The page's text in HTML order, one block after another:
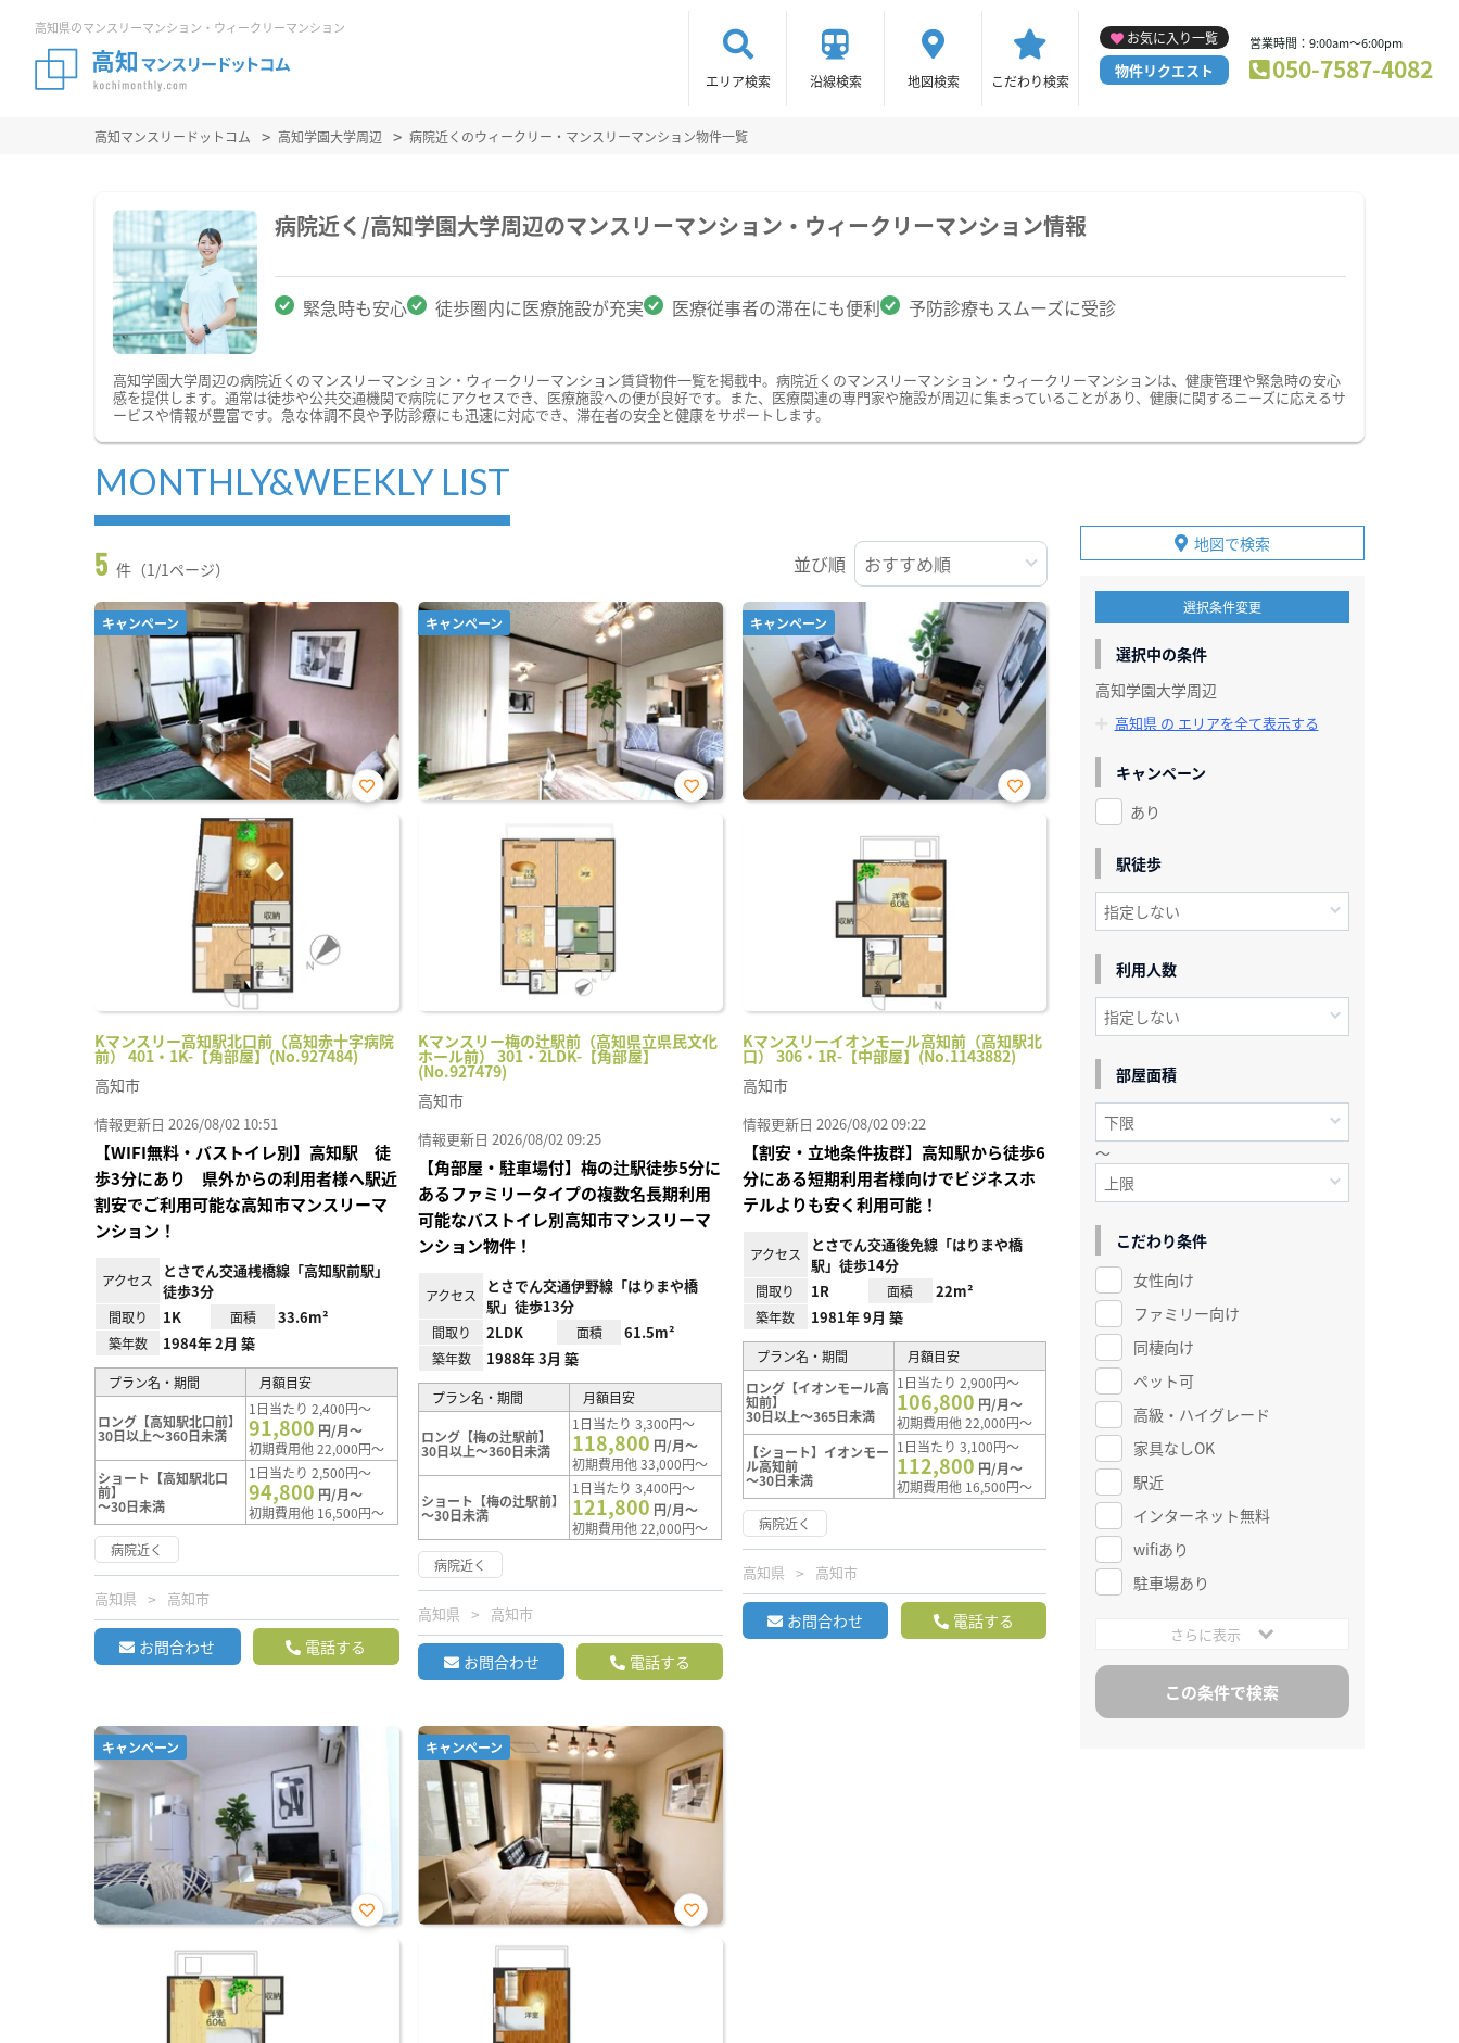
高知県のマンスリーマンション・ウィークリーマンション
エリア検索 沿線検索 地図検索 こだわり検索
お気に入り一覧
物件リクエスト
営業時間：9:00am～6:00pm
050-7587-4082
高知マンスリードットコム 高知学園大学周辺 病院近くのウィークリー・マンスリーマンション物件一覧
病院近く/高知学園大学周辺のマンスリーマンション・ウィークリーマンション情報
緊急時も安心 徒歩圏内に医療施設が充実 医療従事者の滞在にも便利 予防診療もスムーズに受診
高知学園大学周辺の病院近くのマンスリーマンション・ウィークリーマンション賃貸物件一覧を掲載中。病院近くのマンスリーマンション・ウィークリーマンションは、健康管理や緊急時の安心
感を提供します。通常は徒歩や公共交通機関で病院にアクセスでき、医療施設への便が良好です。また、医療関連の専門家や施設が周辺に集まっていることがあり、健康に関するニーズに応えるサ
ービスや情報が豊富です。急な体調不良や予防診療にも迅速に対応でき、滞在者の安全と健康をサポートします。
MONTHLY&WEEKLY LIST
5 件（1/1ページ） 並び順
キャンペーン
Kマンスリー高知駅北口前（高知赤十字病院
前） 401・1K-【角部屋】(No.927484)
お気
高知市
情報更新日 2026/08/02 10:51
【WIFI無料・バストイレ別】高知駅 徒
歩3分にあり 県外からの利用者様へ駅近
割安でご利用可能な高知市マンスリーマ
ンション！
アクセス
とさでん交通桟橋線「高知駅前駅」
徒歩3分
間取り 1K 面積 33.6m²
築年数 1984年 2月 築
プラン名・期間 月額目安
ロング【高知駅北口前】
30日以上～360日未満
1日当たり 2,400円～
91,800 円/月～
初期費用他 22,000円～
ショート【高知駅北口
前】
～30日未満
1日当たり 2,500円～
94,800 円/月～
初期費用他 16,500円～
病院近く
高知県 高知市
お問合わせ 電話する
キャンペーン
Kマンスリー梅の辻駅前（高知県立県民文化
ホール前） 301・2LDK-【角部屋】
(No.927479)
お気
高知市
情報更新日 2026/08/02 09:25
【角部屋・駐車場付】梅の辻駅徒歩5分に
あるファミリータイプの複数名長期利用
可能なバストイレ別高知市マンスリーマ
ンション物件！
アクセス
とさでん交通伊野線「はりまや橋
駅」徒歩13分
間取り 2LDK 面積 61.5m²
築年数 1988年 3月 築
プラン名・期間 月額目安
ロング【梅の辻駅前】
30日以上～360日未満
1日当たり 3,300円～
118,800 円/月～
初期費用他 33,000円～
ショート【梅の辻駅前】
～30日未満
1日当たり 3,400円～
121,800 円/月～
初期費用他 22,000円～
病院近く
高知県 高知市
お問合わせ 電話する
キャンペーン
Kマンスリーイオンモール高知前（高知駅北
口） 306・1R-【中部屋】(No.1143882)
お気
高知市
情報更新日 2026/08/02 09:22
【割安・立地条件抜群】高知駅から徒歩6
分にある短期利用者様向けでビジネスホ
テルよりも安く利用可能！
アクセス
とさでん交通後免線「はりまや橋
駅」徒歩14分
間取り 1R 面積 22m²
築年数 1981年 9月 築
プラン名・期間
月額目安
ロング【イオンモール高
知前】
30日以上～365日未満
1日当たり 2,900円～
106,800 円/月～
初期費用他 22,000円～
【ショート】イオンモー
ル高知前
～30日未満
1日当たり 3,100円～
112,800 円/月～
初期費用他 16,500円～
病院近く
高知県 高知市
お問合わせ 電話する
キャンペーン
お気
キャンペーン
お気
地図で検索
選択条件変更
選択中の条件
高知学園大学周辺
高知県 の エリアを全て表示する
キャンペーン
あり
駅徒歩
利用人数
部屋面積
～
こだわり条件
女性向け
ファミリー向け
同棲向け
ペット可
高級・ハイグレード
家具なしOK
駅近
インターネット無料
wifiあり
駐車場あり
さらに表示